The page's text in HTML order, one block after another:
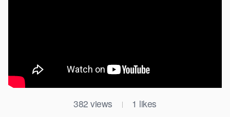
382 views | 1 likes